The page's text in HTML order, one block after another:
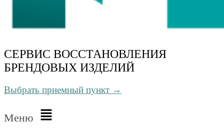
СЕРВИС ВОССТАНОВЛЕНИЯ
БРЕНДОВЫХ ИЗДЕЛИЙ
Выбрать приемный пункт →
Меню